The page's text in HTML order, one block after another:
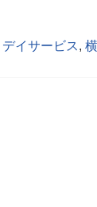
デイサービス,